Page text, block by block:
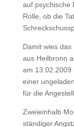
auf psychische
Rolle, ob die
Damit wies
aus Heilbronn
am 13.02.2009
einer
für die
Zweieinhalb
ständiger